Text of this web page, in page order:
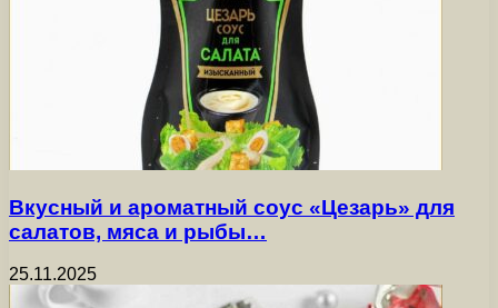
Вкусный и ароматный соус «Цезарь» для
салатов, мяса и рыбы…
25.11.2025